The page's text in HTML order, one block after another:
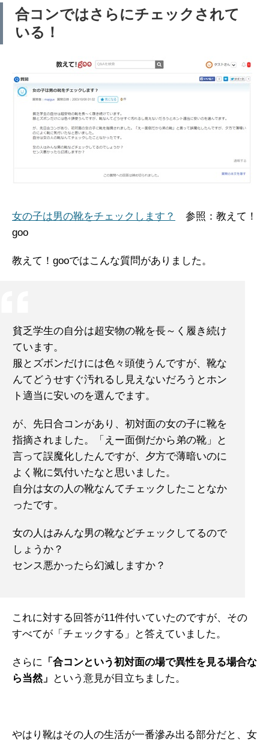
合コンではさらにチェックされて
いる！
女の子は男の靴をチェックします？
参照：教えて！
goo
教えて！gooではこんな質問がありました。
貧乏学生の自分は超安物の靴を長～く履き続け
ています。
服とズボンだけには色々頭使うんですが、靴な
んてどうせすぐ汚れるし見えないだろうとホン
ト適当に安いのを選んでます。
が、先日合コンがあり、初対面の女の子に靴を
指摘されました。「えー面倒だから弟の靴」と
言って誤魔化したんですが、夕方で薄暗いのに
よく靴に気付いたなと思いました。
自分は女の人の靴なんてチェックしたことなか
ったです。
女の人はみんな男の靴などチェックしてるので
しょうか？
センス悪かったら幻滅しますか？
これに対する回答が11件付いていたのですが、その
すべてが「チェックする」と答えていました。
さらに 「合コンという初対面の場で異性を見る場合な
ら当然」
という意見が目立ちました。
やはり靴はその人の生活が一番滲み出る部分だと、女